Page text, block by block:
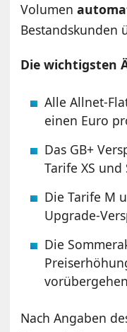
Volumen
Bestandskunden
Die wichtigsten
Alle Allnet-
einen Euro
Das GB+
Tarife XS und
Die Tarife M
Upgrade-
Die
Nach Angaben